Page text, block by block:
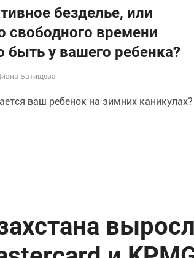
безделье, или
свободного времени
у вашего ребенка?
Батищева
ваш ребенок на зимних каникулах?